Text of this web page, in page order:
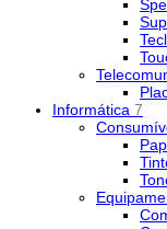
Informática 7